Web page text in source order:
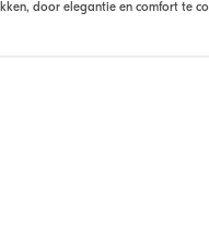
door elegantie en comfort te